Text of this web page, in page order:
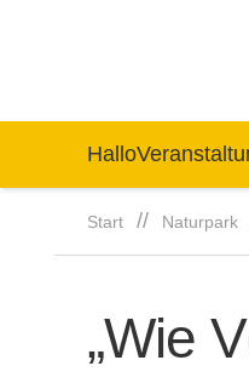
Hallo
Start // Naturpark
„Wie